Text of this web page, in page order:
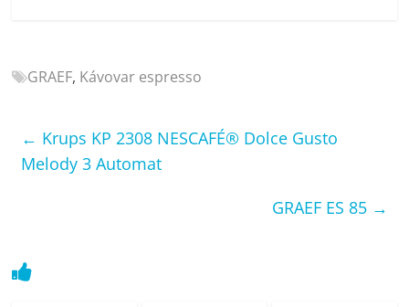
televize,
telefony,
kávovary,
GRAEF, Kávovar espresso
← Krups KP 2308 NESCAFÉ® Dolce Gusto
Melody 3 Automat
GRAEF ES 85 →